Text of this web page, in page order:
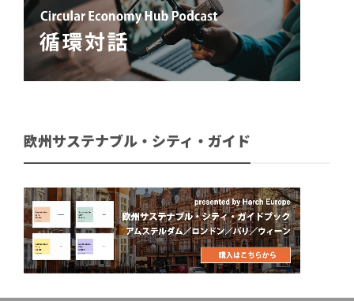
欧州サステナブル・シティ・ガイド